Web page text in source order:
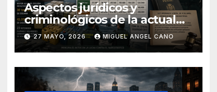
Aspectos jurídicos y
criminológicos de la actual
lucha contra el narcotráfico
en el sur de España
27 MAYO, 2026 MIGUEL ANGEL CANO